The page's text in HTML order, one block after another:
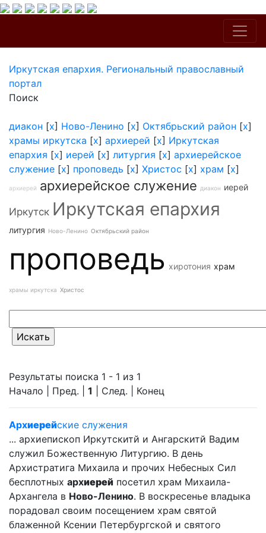
Иркутская епархия. Региональный православный
портал
Поиск
диакон [x] Ново-Ленино [x] Октябрьский район [x]
храмы иркутска [x] архиерей [x] Иркутская
епархия [x] иерей [x] литургия [x] архиерейское
служение [x] проповедь [x] Христос [x] храм [x]
архиерей архиерейское служение диакон иерей
Иркутск Иркутская епархия
литургия Ново-Ленино Октябрьский район
проповедь хиротония храм
храмы иркутска Христос
Результаты поиска 1 - 1 из 1
Начало | Пред. | 1 | След. | Конец
Архиерейские служения
... архиепископ Иркутскитй и Ангарскитй Вадим
служил Божественную Литургию. В день
Архистратига Михаила и прочих Небесных Сил
бесплотных архиерей посетил храм Михаила-
Архангела в Ново-Ленино. В воскресенье владыка
порадовал своим посещением храм святой
блаженной Ксении Петербургской и святого